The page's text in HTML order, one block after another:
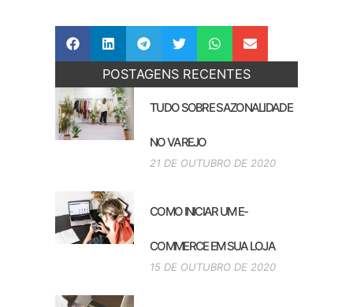
POSTAGENS RECENTES
TUDO SOBRE SAZONALIDADE
NO VAREJO
21 DE OUTUBRO DE 2020
COMO INICIAR UM E-
COMMERCE EM SUA LOJA
15 DE OUTUBRO DE 2020